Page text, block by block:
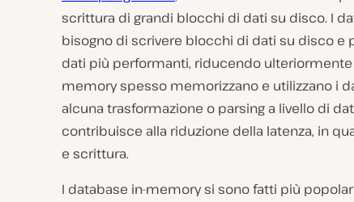
scrittura di grandi blocchi di dati su disco. I
bisogno di scrivere blocchi di dati su disco e
dati più performanti, riducendo ulteriormente
memory spesso memorizzano e utilizzano i
alcuna trasformazione o parsing a livello di
contribuisce alla riduzione della latenza, in
e scrittura.
I database in-memory si sono fatti più